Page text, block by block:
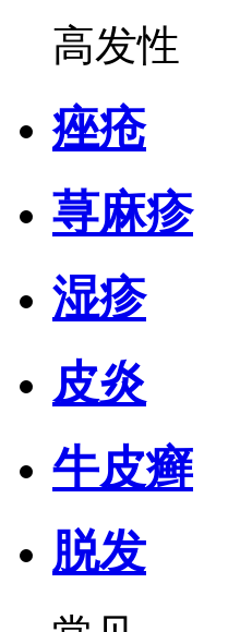
高发性
痤疮
荨麻疹
湿疹
皮炎
牛皮癣
脱发